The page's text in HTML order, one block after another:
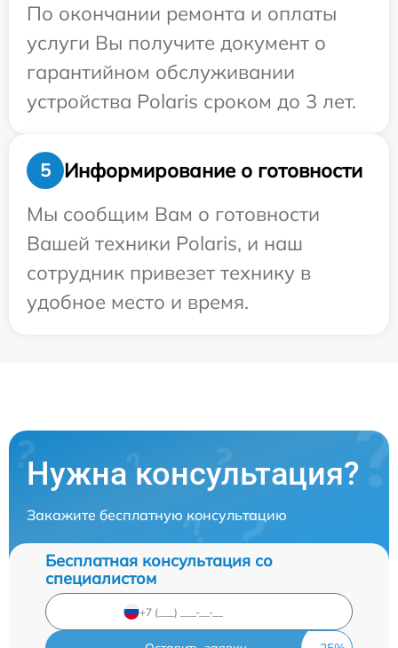
По окончании ремонта и оплаты
услуги Вы получите документ о
гарантийном обслуживании
устройства Polaris сроком до 3 лет.
5
Информирование о готовности
Мы сообщим Вам о готовности
Вашей техники Polaris, и наш
сотрудник привезет технику в
удобное место и время.
Нужна консультация?
Закажите бесплатную консультацию
Бесплатная консультация со
специалистом